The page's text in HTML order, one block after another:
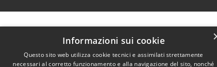
Informazioni sui cookie
Questo sito web utilizza cookie tecnici e assimilati strettamente
necessari al corretto funzionamento e alla navigazione del sito, nonché